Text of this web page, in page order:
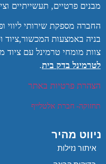
מבנים פרטיים, תעשייתיים
החברה מספקת שירותי ליווי
בניה באמצעות המכשור,ציוד
צוות מומחי טרמינל עם ציוד
לטרמינל בדק בית.
הצהרת פרטיות באתר
תחזוקה- חברת אלטלייף
ניווט מהיר
איתור נזילות